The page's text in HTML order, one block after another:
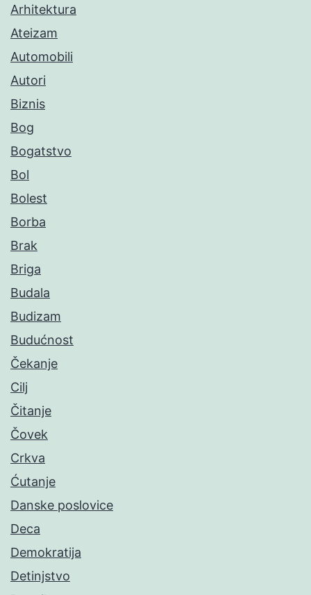
Arhitektura
Ateizam
Automobili
Autori
Biznis
Bog
Bogatstvo
Bol
Bolest
Borba
Brak
Briga
Budala
Budizam
Budućnost
Čekanje
Cilj
Čitanje
Čovek
Crkva
Ćutanje
Danske poslovice
Deca
Demokratija
Detinjstvo